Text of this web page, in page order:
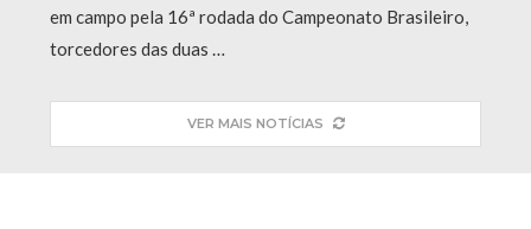
em campo pela 16ª rodada do Campeonato Brasileiro,
torcedores das duas …
VER MAIS NOTÍCIAS